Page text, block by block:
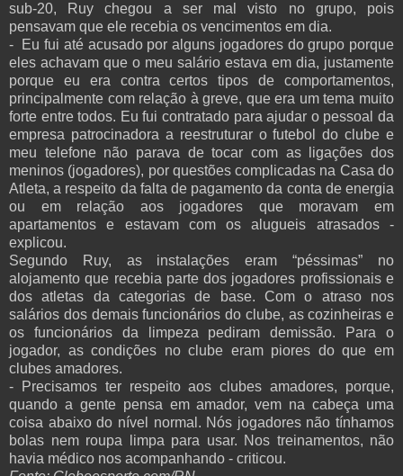
sub-20, Ruy chegou a ser mal visto no grupo, pois
pensavam que ele recebia os vencimentos em dia.
- Eu fui até acusado por alguns jogadores do grupo porque
eles achavam que o meu salário estava em dia, justamente
porque eu era contra certos tipos de comportamentos,
principalmente com relação à greve, que era um tema muito
forte entre todos. Eu fui contratado para ajudar o pessoal da
empresa patrocinadora a reestruturar o futebol do clube e
meu telefone não parava de tocar com as ligações dos
meninos (jogadores), por questões complicadas na Casa do
Atleta, a respeito da falta de pagamento da conta de energia
ou em relação aos jogadores que moravam em
apartamentos e estavam com os alugueis atrasados -
explicou.
Segundo Ruy, as instalações eram “péssimas” no
alojamento que recebia parte dos jogadores profissionais e
dos atletas da categorias de base. Com o atraso nos
salários dos demais funcionários do clube, as cozinheiras e
os funcionários da limpeza pediram demissão. Para o
jogador, as condições no clube eram piores do que em
clubes amadores.
- Precisamos ter respeito aos clubes amadores, porque,
quando a gente pensa em amador, vem na cabeça uma
coisa abaixo do nível normal. Nós jogadores não tínhamos
bolas nem roupa limpa para usar. Nos treinamentos, não
havia médico nos acompanhando - criticou.